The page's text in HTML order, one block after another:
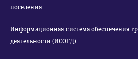
поселения
Информационная система обеспечения
деятельности (ИСОГД)